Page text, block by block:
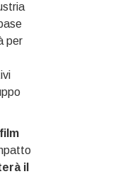
per
il